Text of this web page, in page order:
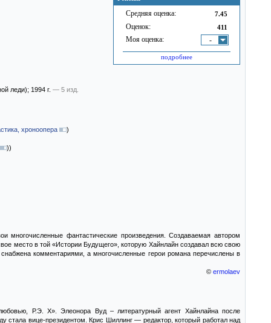
Средняя оценка: 7.45
Оценок: 411
Моя оценка: -
подробнее
леди); 1994 г. — 5 изд.
хроноопера
)
))
фантастические произведения. Создаваемая автором
место в той «Истории Будущего», которую Хайнлайн создавал всю свою
комментариями, а многочисленные герои романа перечислены в
© ermolaev
Р.Э. Х». Элеонора Вуд – литературный агент Хайнлайна после
стала вице-президентом. Крис Шиллинг — редактор, который работал над